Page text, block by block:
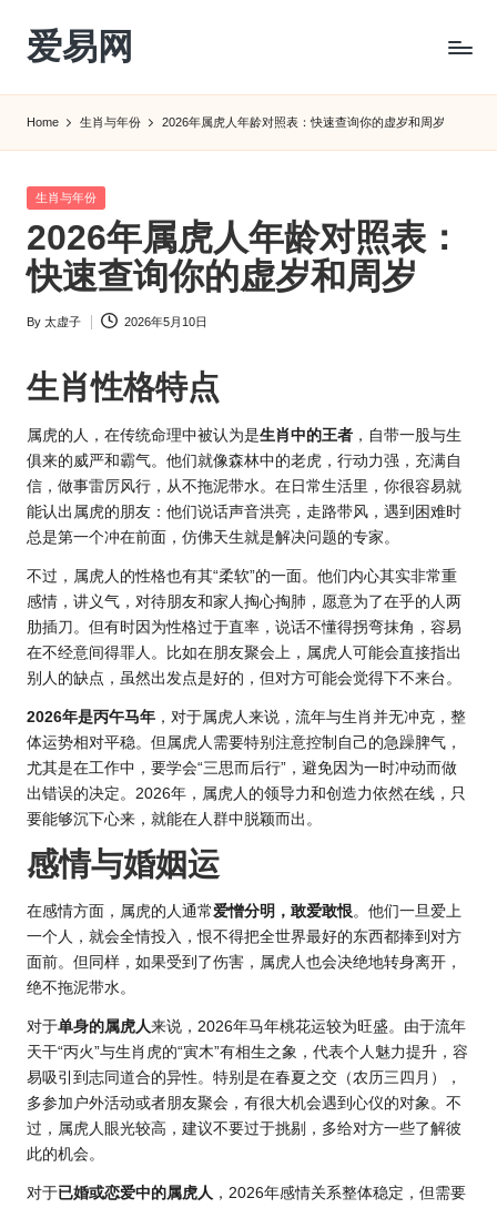
Skip
content
爱易网
转
农
历
阴
历
Home 生肖与年份 2026年属虎人年龄对照表：快速查询你的虚岁和周岁
Posted
生肖与年份
2026年属虎人年龄对照表：
快速查询你的虚岁和周岁
Posted
By 太虚子 2026年5月10日
生肖性格特点
属虎的人，在传统命理中被认为是生肖中的王者 ，自带一股与生
俱来的威严和霸气。他们就像森林中的老虎，行动力强，充满自
信，做事雷厉风行，从不拖泥带水。在日常生活里，你很容易就
能认出属虎的朋友：他们说话声音洪亮，走路带风，遇到困难时
总是第一个冲在前面，仿佛天生就是解决问题的专家。
不过，属虎人的性格也有其“柔软”的一面。他们内心其实非常重
感情，讲义气，对待朋友和家人掏心掏肺，愿意为了在乎的人两
肋插刀。但有时因为性格过于直率，说话不懂得拐弯抹角，容易
在不经意间得罪人。比如在朋友聚会上，属虎人可能会直接指出
别人的缺点，虽然出发点是好的，但对方可能会觉得下不来台。
2026年是丙午马年 ，对于属虎人来说，流年与生肖并无冲克，整
体运势相对平稳。但属虎人需要特别注意控制自己的急躁脾气，
尤其是在工作中，要学会“三思而后行”，避免因为一时冲动而做
出错误的决定。2026年，属虎人的领导力和创造力依然在线，只
要能够沉下心来，就能在人群中脱颖而出。
感情与婚姻运
在感情方面，属虎的人通常爱憎分明，敢爱敢恨 。他们一旦爱上
一个人，就会全情投入，恨不得把全世界最好的东西都捧到对方
面前。但同样，如果受到了伤害，属虎人也会决绝地转身离开，
绝不拖泥带水。
对于单身的属虎人来说，2026年马年桃花运较为旺盛。由于流年
天干“丙火”与生肖虎的“寅木”有相生之象，代表个人魅力提升，容
易吸引到志同道合的异性。特别是在春夏之交（农历三四月），
多参加户外活动或者朋友聚会，有很大机会遇到心仪的对象。不
过，属虎人眼光较高，建议不要过于挑剔，多给对方一些了解彼
此的机会。
对于已婚或恋爱中的属虎人 ， 2026年感情关系整体稳定，但需要